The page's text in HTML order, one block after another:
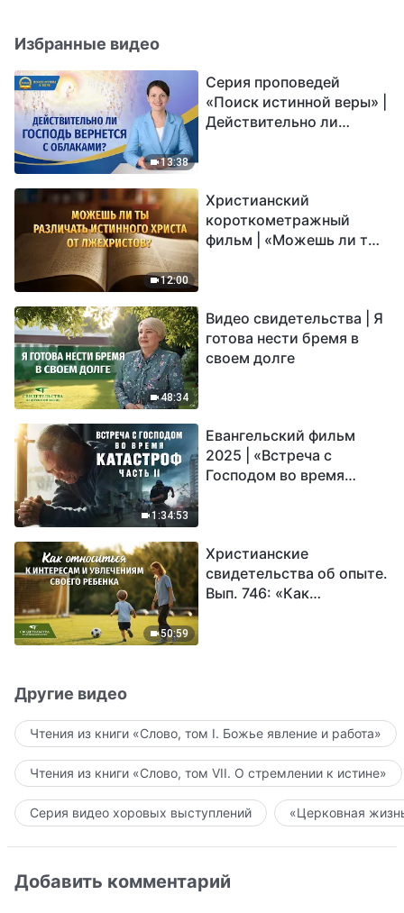
Избранные видео
13:38
Серия проповедей
«Поиск истинной веры» |
Действительно ли
12:00
Христианский
короткометражный
фильм | «Можешь ли ты
48:34
Видео свидетельства | Я
готова нести бремя в
своем долге
1:34:53
Евангельский фильм
2025 | «Встреча с
Господом во время
обрести Божье
спасение?
50:59
Христианские
свидетельства об опыте.
Вып. 746: «Как
Другие видео
Чтения из книги «Слово, том I. Божье явление и работа»
Чтения из книги «Слово, том VII. О стремлении к истине»
Серия видео хоровых выступлений «Церковная
Добавить комментарий